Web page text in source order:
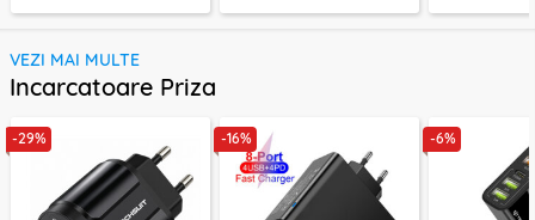
VEZI MAI MULTE
Incarcatoare Priza
-29% -16% -6%